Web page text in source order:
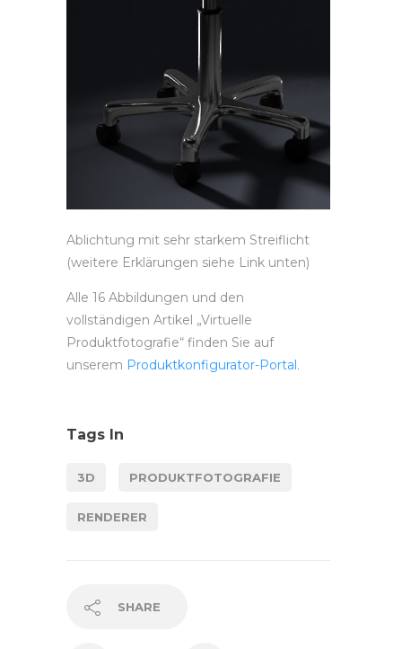
Ablichtung mit sehr starkem Streiflicht
(weitere Erklärungen siehe Link unten)
Alle 16 Abbildungen und den
vollständigen Artikel „Virtuelle
Produktfotografie“ finden Sie auf
unserem Produktkonfigurator-Portal.
Tags In
3D PRODUKTFOTOGRAFIE
RENDERER
SHARE